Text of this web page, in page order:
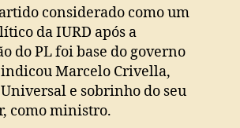
considerado como um
da IURD após a
do PL foi base do governo
Marcelo Crivella,
e sobrinho do seu
como ministro.